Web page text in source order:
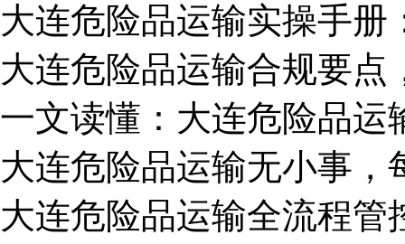
大连危险品运输实操手
大连危险品运输合规要
一文读懂：大连危险品运
大连危险品运输无小事
大连危险品运输全流程